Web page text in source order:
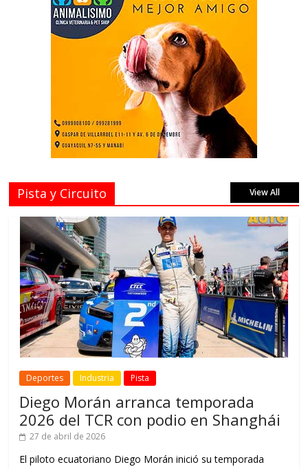
Pista y Circuito View All
Deportes Industria Pista
Diego Morán arranca temporada
2026 del TCR con podio en Shanghái
27 de abril de 2026
El piloto ecuatoriano Diego Morán inició su temporada